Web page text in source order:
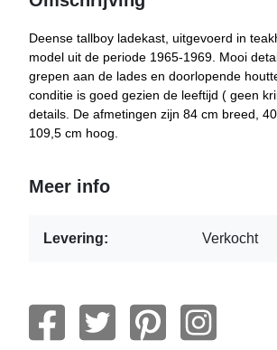
Deense tallboy ladekast, uitgevoerd in
model uit de periode 1965-1969. Mooi
grepen aan de lades en doorlopende
conditie is goed gezien de leeftijd ( geen
details. De afmetingen zijn 84 cm breed,
109,5 cm hoog.
Meer info
Levering: Verkocht